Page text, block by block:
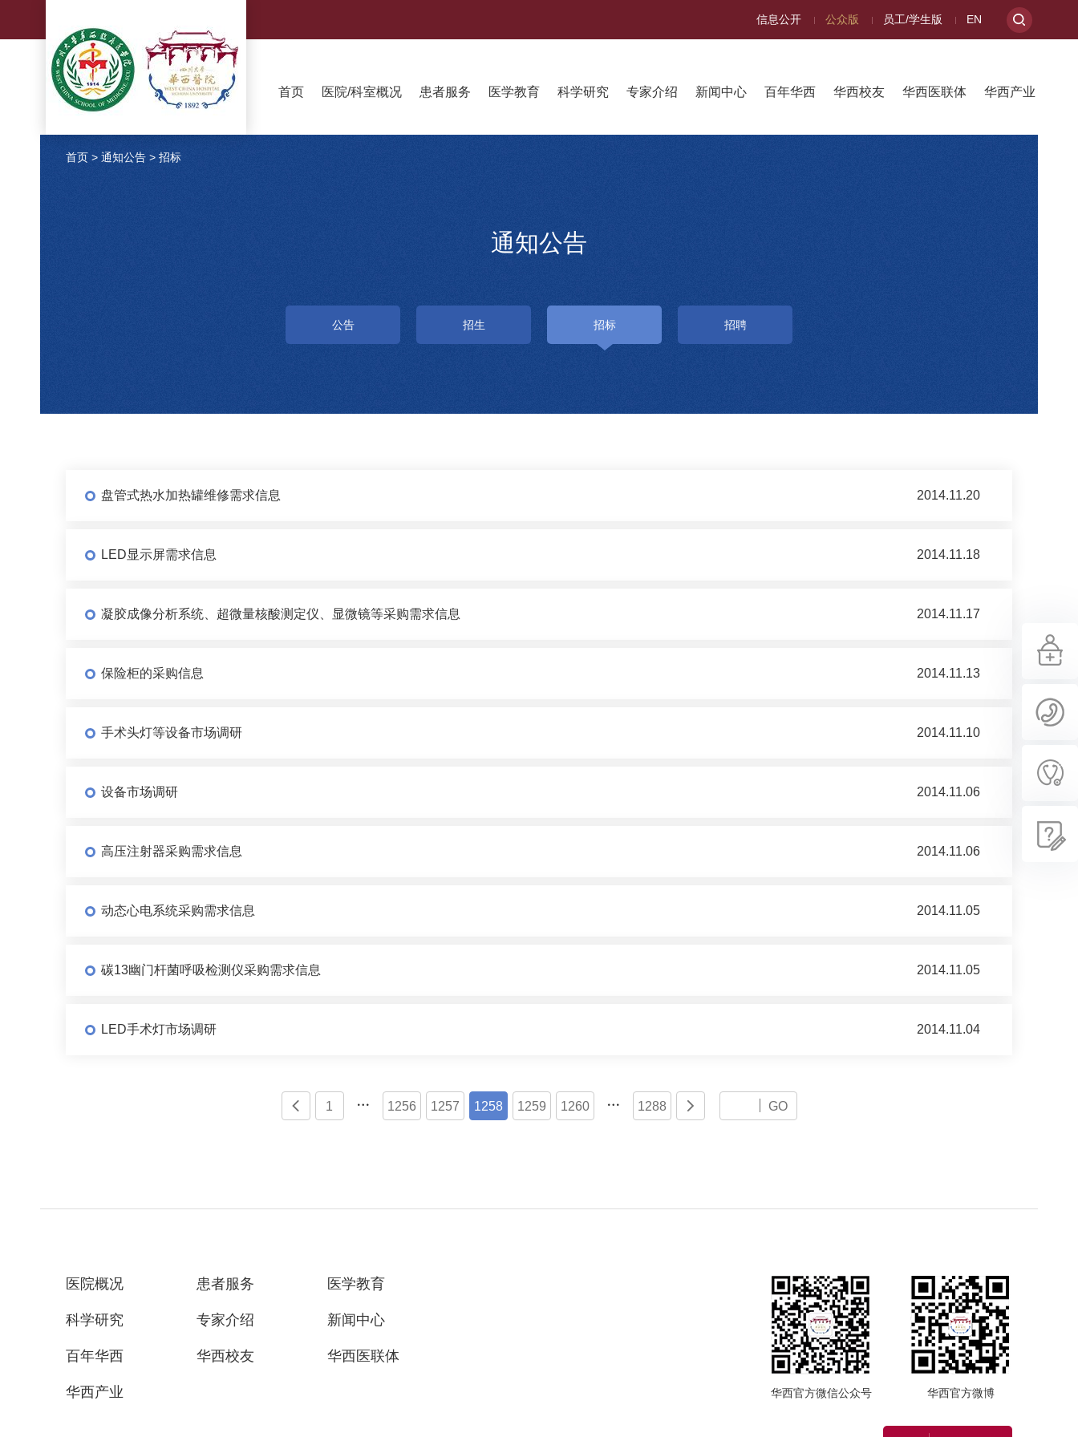
信息公开 公众版 员工/学生版 EN
首页 医院/科室概况 患者服务 医学教育 科学研究 专家介绍 新闻中心 百年华西 华西校友 华西医联体 华西产业
首页 > 通知公告 > 招标
通知公告
公告 招生 招标 招聘
盘管式热水加热罐维修需求信息 2014.11.20
LED显示屏需求信息 2014.11.18
凝胶成像分析系统、超微量核酸测定仪、显微镜等采购需求信息 2014.11.17
保险柜的采购信息 2014.11.13
手术头灯等设备市场调研 2014.11.10
设备市场调研 2014.11.06
高压注射器采购需求信息 2014.11.06
动态心电系统采购需求信息 2014.11.05
碳13幽门杆菌呼吸检测仪采购需求信息 2014.11.05
LED手术灯市场调研 2014.11.04
 1  1256 1257 1258 1259 1260  1288  GO
医院概况 患者服务 医学教育
科学研究 专家介绍 新闻中心
百年华西 华西校友 华西医联体
华西产业 华西官方微信公众号 华西官方微博